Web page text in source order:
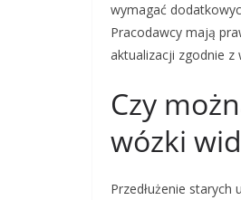
wymagać
Pracodawcy mają
aktualizacji zgodnie
Czy
wózki
Przedłużenie